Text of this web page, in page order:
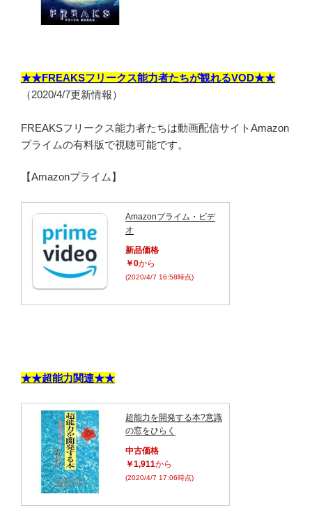
★★FREAKSフリークス能力者たちが観れるVOD★★
（2020/4/7更新情報）
FREAKSフリークス能力者たちは動画配信サイトAmazon
プライムの有料版で視聴可能です。
【Amazonプライム】
Amazonプライム・ビデ
オ
新品価格
￥0から
(2020/4/7 16:58時点)
★★超能力関連★★
超能力を開発する本?意識
の窓をひらく
中古価格
￥1,911から
(2020/4/7 17:06時点)